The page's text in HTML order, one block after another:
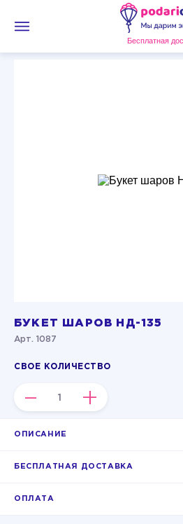
Бесплатная
БУКЕТ ШАРОВ НД-135
Арт. 1087
СВОЕ КОЛИЧЕСТВО
– +
ОПИСАНИЕ
БЕСПЛАТНАЯ ДОСТАВКА
ОПЛАТА